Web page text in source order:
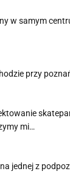
w samym
przy
mi…
jednej z